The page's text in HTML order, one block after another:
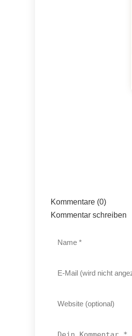
Kommentare (0)
Kommentar schreiben